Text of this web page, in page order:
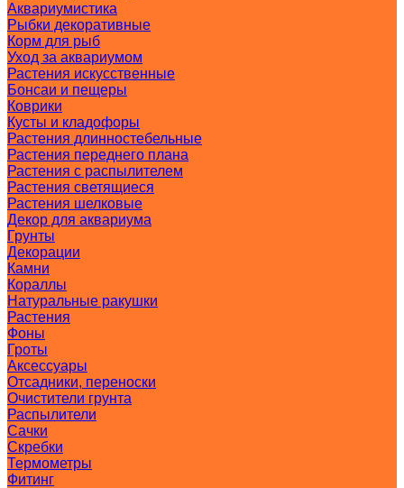
Аквариумистика
Рыбки декоративные
Корм для рыб
Уход за аквариумом
Растения искусственные
Бонсаи и пещеры
Коврики
Кусты и кладофоры
Растения длинностебельные
Растения переднего плана
Растения с распылителем
Растения светящиеся
Растения шелковые
Декор для аквариума
Грунты
Декорации
Камни
Кораллы
Натуральные ракушки
Растения
Фоны
Гроты
Аксессуары
Отсадники, переноски
Очистители грунта
Распылители
Сачки
Скребки
Термометры
Фитинг